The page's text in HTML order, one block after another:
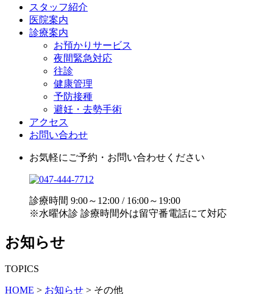
スタッフ紹介
医院案内
診療案内
お預かりサービス
夜間緊急対応
往診
健康管理
予防接種
避妊・去勢手術
アクセス
お問い合わせ
お気軽にご予約・お問い合わせください
診療時間 9:00～12:00 / 16:00～19:00
※水曜休診 診療時間外は留守番電話にて対応
お知らせ
TOPICS
HOME > お知らせ > その他